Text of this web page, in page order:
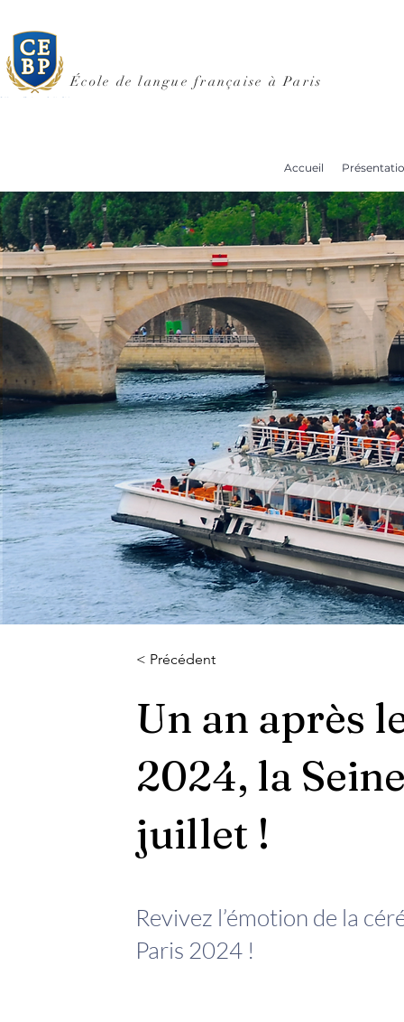
École de langue française à Paris
Accueil
< Précédent
Un an après
2024, la
juillet !
Revivez l’émotion de la
Paris 2024 !